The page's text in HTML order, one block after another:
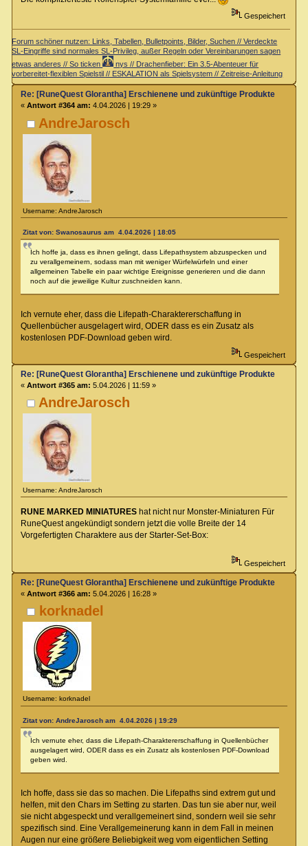
Gespeichert
Forum schöner nutzen: Links, Tabellen, Bulletpoints, Bilder, Suchen // Verdeckte
SL-Eingriffe sind normales SL-Privileg, außer Regeln oder Vereinbarungen sagen
etwas anderes // So ticken
nys // Drachenfieber: Ein 3.5-Abenteuer für
vorbereitet-flexiblen Spielstil // ESKALATION als Spielsystem // Zeitreise-Anleitung
AndreJarosch
Username: AndreJarosch
Re: [RuneQuest Glorantha] Erschienene und zukünftige Produkte
« Antwort #364 am: 4.04.2026 | 19:29 »
Zitat von: Swanosaurus am 4.04.2026 | 18:05
Ich hoffe ja, dass es ihnen gelingt, dass Lifepathsystem abzuspecken und
zu verallgemeinern, sodass man mit weniger Würfelwürfeln und einer
allgemeinen Tabelle ein paar wichtige Ereignisse generieren und die dann
noch auf die jeweilige Kultur zuschneiden kann.
Ich vernute eher, dass die Lifepath-Charaktererschaffung in
Quellenbücher ausgelagert wird, ODER dass es ein Zusatz als
kostenlosen PDF-Download geben wird.
Gespeichert
AndreJarosch
Username: AndreJarosch
Re: [RuneQuest Glorantha] Erschienene und zukünftige Produkte
« Antwort #365 am: 5.04.2026 | 11:59 »
RUNE MARKED MINIATUREShat nicht nur Monster-Miniaturen Für
RuneQuest angekündigt sondern jetzt die volle Breite der 14
Vorgefertigten Charaktere aus der Starter-Set-Box:
Gespeichert
korknadel
Username: korknadel
Re: [RuneQuest Glorantha] Erschienene und zukünftige Produkte
« Antwort #366 am: 5.04.2026 | 16:28 »
Zitat von: AndreJarosch am 4.04.2026 | 19:29
Ich vernute eher, dass die Lifepath-Charaktererschaffung in Quellenbücher
ausgelagert wird, ODER dass es ein Zusatz als kostenlosen PDF-Download
geben wird.
Ich hoffe, dass sie das so machen. Die Lifepaths sind extrem gut und
helfen, mit den Chars im Setting zu starten. Das tun sie aber nur, weil
sie nicht abgespeckt und verallgemeinert sind, sondern weil sie sehr
spezifisch sind. Eine Verallgemeinerung kann in dem Fall in meinen
Augen nur eine größere Beliebigkeit weg vom eigentlichen Setting